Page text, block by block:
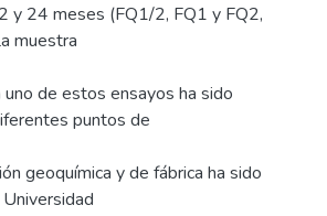
y 24 meses (FQ1/2, FQ1 y FQ2,
muestra
de estos ensayos ha sido
puntos de
geoquímica y de fábrica ha sido